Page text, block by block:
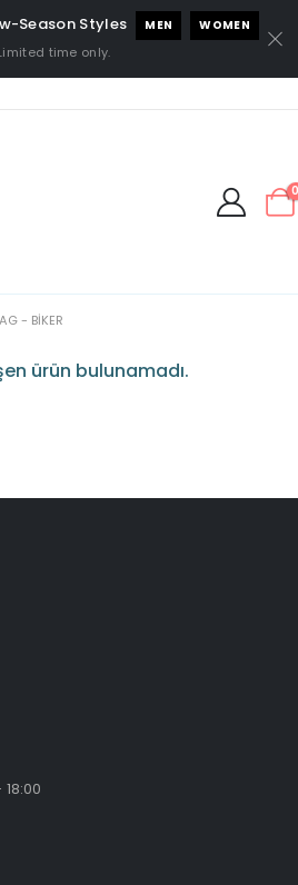
Season Styles MEN WOMEN
time only.
- BIKER
ürün bulunamadı.